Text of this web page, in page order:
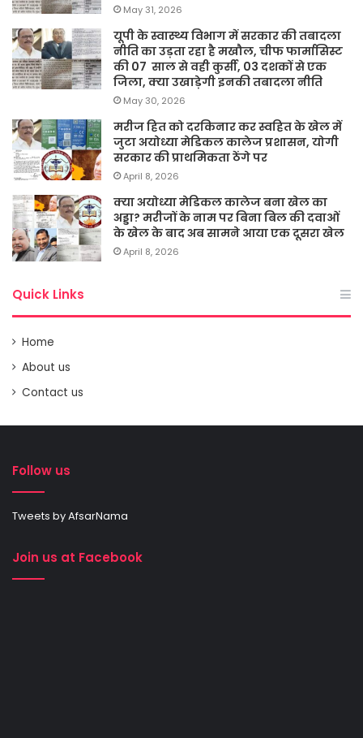
May 31, 2026
यूपी के स्वास्थ्य विभाग में सरकार की तबादला
नीति का उड़ता रहा है मखौल, चीफ फार्मासिस्ट
की 07 साल से वही कुर्सी, 03 दशकों से एक
जिला, क्या उखाड़ेगी इनकी तबादला नीति
May 30, 2026
मरीज हित को दरकिनार कर स्वहित के खेल में
जुटा अयोध्या मेडिकल कालेज प्रशासन, योगी
सरकार की प्राथमिकता ठेंगे पर
April 8, 2026
क्या अयोध्या मेडिकल कालेज बना खेल का
अड्डा? मरीजों के नाम पर बिना बिल की दवाओं
के खेल के बाद अब सामने आया एक दूसरा खेल
April 8, 2026
Quick Links
Home
About us
Contact us
Follow us
Tweets by AfsarNama
Join us at Facebook